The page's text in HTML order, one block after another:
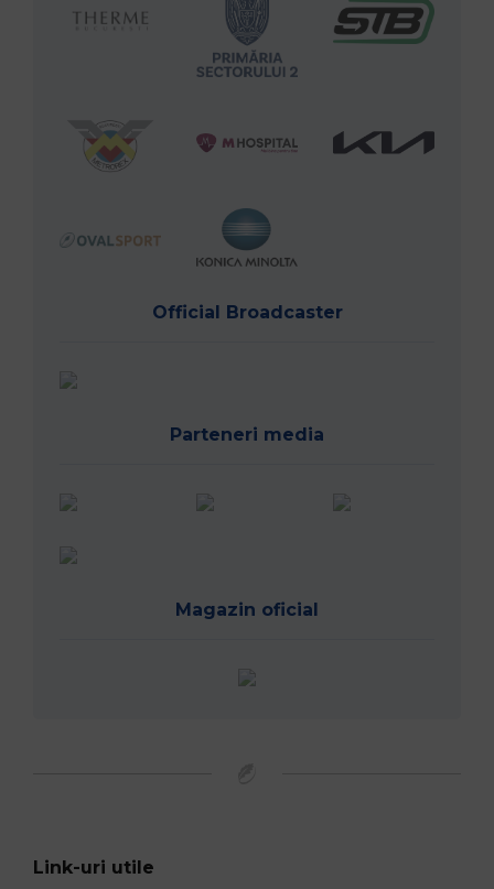
Official Broadcaster
Parteneri media
Magazin oficial
Link-uri utile